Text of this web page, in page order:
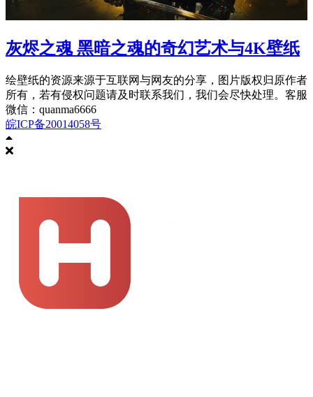
灰烬之魂 黑暗之魂的奇幻艺术与4K壁纸
绘壁纸的资源来源于互联网与网友的分享，图片版权归原作者
所有，若有侵权问题请及时联系我们，我们会尽快处理。客服
微信：quanma6666
皖ICP备20014058号